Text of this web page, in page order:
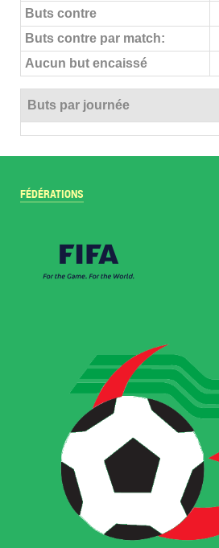
Buts contre
Buts contre par match:
Aucun but encaissé
Buts par journée
FÉDÉRATIONS